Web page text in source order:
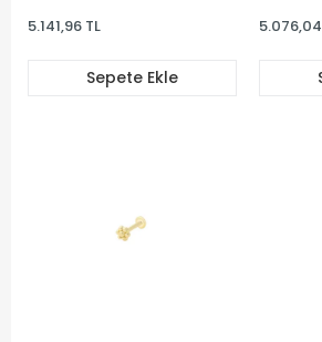
5.141,96 TL
Sepete Ekle